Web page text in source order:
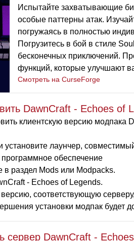
Испытайте захватывающие
особые паттерны атак.
погружаясь в полностью
Погрузитесь в бой в стиле
бесконечных приключений.
функций, которые улучшают
Смотреть на CurseForge
DawnCraft - Echoes of
клиентскую версию
установите лаунчер,
программное обеспечение
в раздел Mods или Modpacks.
- Echoes of Legends.
соответствующую
установки модпак будет
сервер DawnCraft -